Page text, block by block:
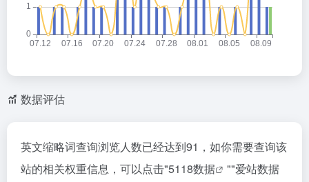
数据评估
英文缩略词查询浏览人数已经达到91，如你需要查询该
站的相关权重信息，可以点击"5118数据 ""爱站数据